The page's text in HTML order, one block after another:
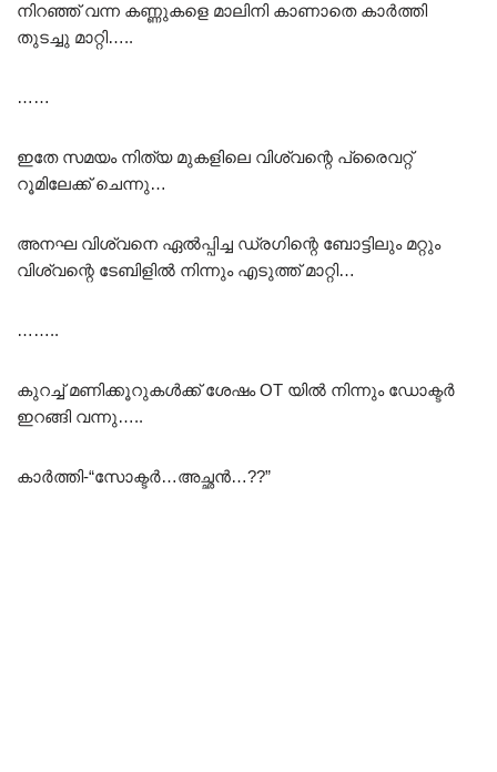
നിറഞ്ഞ് വന്ന കണ്ണുകളെ മാലിനി കാണാതെ കാർത്തി
തുടച്ചു മാറ്റി…..
……
ഇതേ സമയം നിത്യ മുകളിലെ വിശ്വന്റെ പ്രൈവറ്റ്
റൂമിലേക്ക് ചെന്നു…
അനഘ വിശ്വനെ ഏൽപ്പിച്ച ഡ്രഗിന്റെ ബോട്ടിലും മറ്റും
വിശ്വന്റെ ടേബിളിൽ നിന്നും എടുത്ത് മാറ്റി…
……..
കുറച്ച് മണിക്കൂറുകൾക്ക് ശേഷം OT യിൽ നിന്നും ഡോക്ടർ
ഇറങ്ങി വന്നു…..
കാർത്തി-“സോക്ടർ…അച്ഛൻ…??”